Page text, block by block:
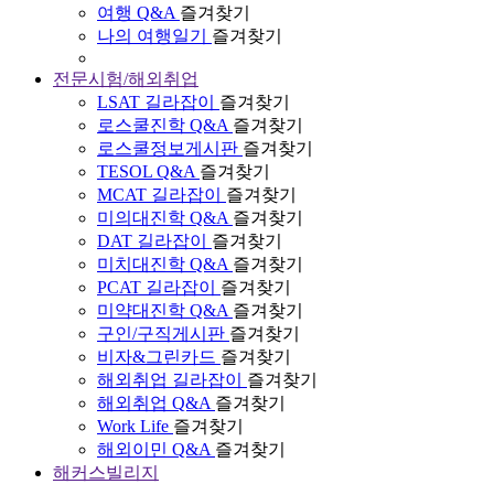
여행 Q&A 즐겨찾기
나의 여행일기
즐겨찾기
전문시험/해외취업
LSAT 길라잡이
즐겨찾기
로스쿨진학 Q&A 즐겨찾기
로스쿨정보게시판 즐겨찾기
TESOL Q&A 즐겨찾기
MCAT 길라잡이
즐겨찾기
미의대진학 Q&A 즐겨찾기
DAT 길라잡이
즐겨찾기
미치대진학 Q&A 즐겨찾기
PCAT 길라잡이
즐겨찾기
미약대진학 Q&A 즐겨찾기
구인/구직게시판 즐겨찾기
비자&그린카드 즐겨찾기
해외취업 길라잡이
즐겨찾기
해외취업 Q&A 즐겨찾기
Work Life 즐겨찾기
해외이민 Q&A 즐겨찾기
해커스빌리지